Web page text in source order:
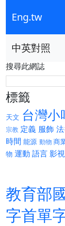
Eng.tw
中英對照
搜尋此網誌
標籤
天文 台灣小
宗教 定義 服飾
時間 能源 動物 商
物 運動 語言影視
教育部
字首單